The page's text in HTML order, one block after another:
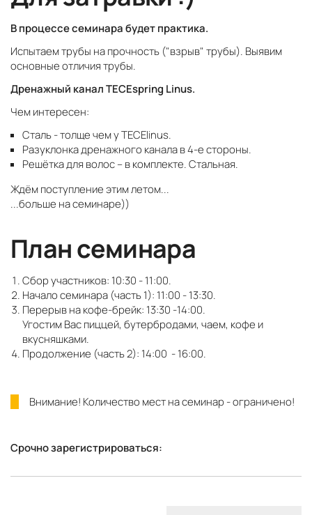
В процессе семинара будет практика.
Испытаем трубы на прочность ("взрыв" трубы). Выявим
основные отличия трубы.
Дренажный канал ТЕСЕspring Linus.
Чем интересен:
Сталь - толще чем у TECElinus.
Разуклонка дренажного канала в 4-е стороны.
Решётка для волос – в комплекте. Стальная.
Ждём поступление этим летом...
...больше на семинаре))
План семинара
Сбор участников: 10:30 - 11:00.
Начало семинара (часть 1): 11:00 - 13:30.
Перерыв на кофе-брейк: 13:30 -14:00.
Угостим Вас пиццей, бутербродами, чаем, кофе и
вкусняшками.
Продолжение (часть 2): 14:00 - 16:00.
Внимание! Количество мест на семинар - ограничено!
Срочно зарегистрироваться: